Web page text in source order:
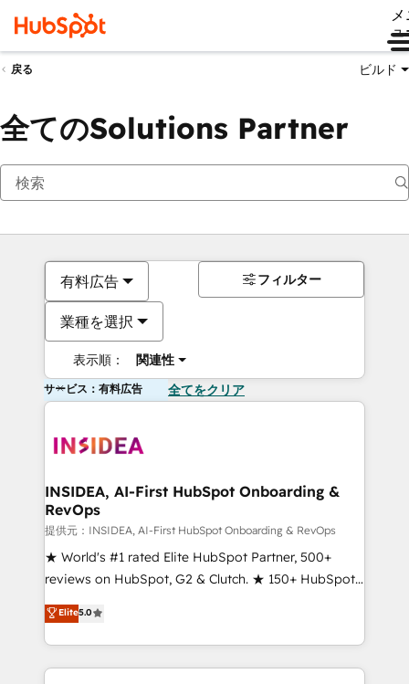
ュ
戻る ビルド
全てのSolutions Partner
有料広告
業種を選択
表示順： 関連性
フィルター
サービス：有料広告 全てをクリア
INSIDEA, AI-First HubSpot Onboarding &
RevOps
提供元：INSIDEA, AI-First HubSpot Onboarding & RevOps
★ World's #1 rated Elite HubSpot Partner, 500+
reviews on HubSpot, G2 & Clutch. ★ 150+ HubSpot
Certified Experts & Trainers across the team ★
1,500+ implementations across five continents ★ AI-
First, RevOps-led, Onboarding obsessed ★
Company of the Year 2024/25 INSIDEA helps
Elite5.0